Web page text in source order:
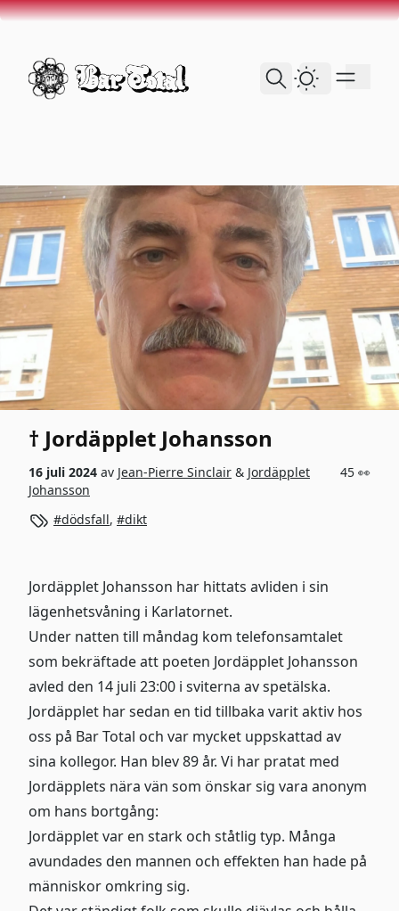
skip to content
Dark Theme
† Jordäpplet Johansson
45 👀
16 juli 2024 av Jean-Pierre Sinclair & Jordäpplet
Johansson
dödsfall, dikt
Jordäpplet Johansson har hittats avliden i sin
lägenhetsvåning i Karlatornet.
Under natten till måndag kom telefonsamtalet
som bekräftade att poeten Jordäpplet Johansson
avled den 14 juli 23:00 i sviterna av spetälska.
Jordäpplet har sedan en tid tillbaka varit aktiv hos
oss på Bar Total och var mycket uppskattad av
sina kollegor. Han blev 89 år. Vi har pratat med
Jordäpplets nära vän som önskar sig vara anonym
om hans bortgång:
Jordäpplet var en stark och ståtlig typ. Många
avundades den mannen och effekten han hade på
människor omkring sig.